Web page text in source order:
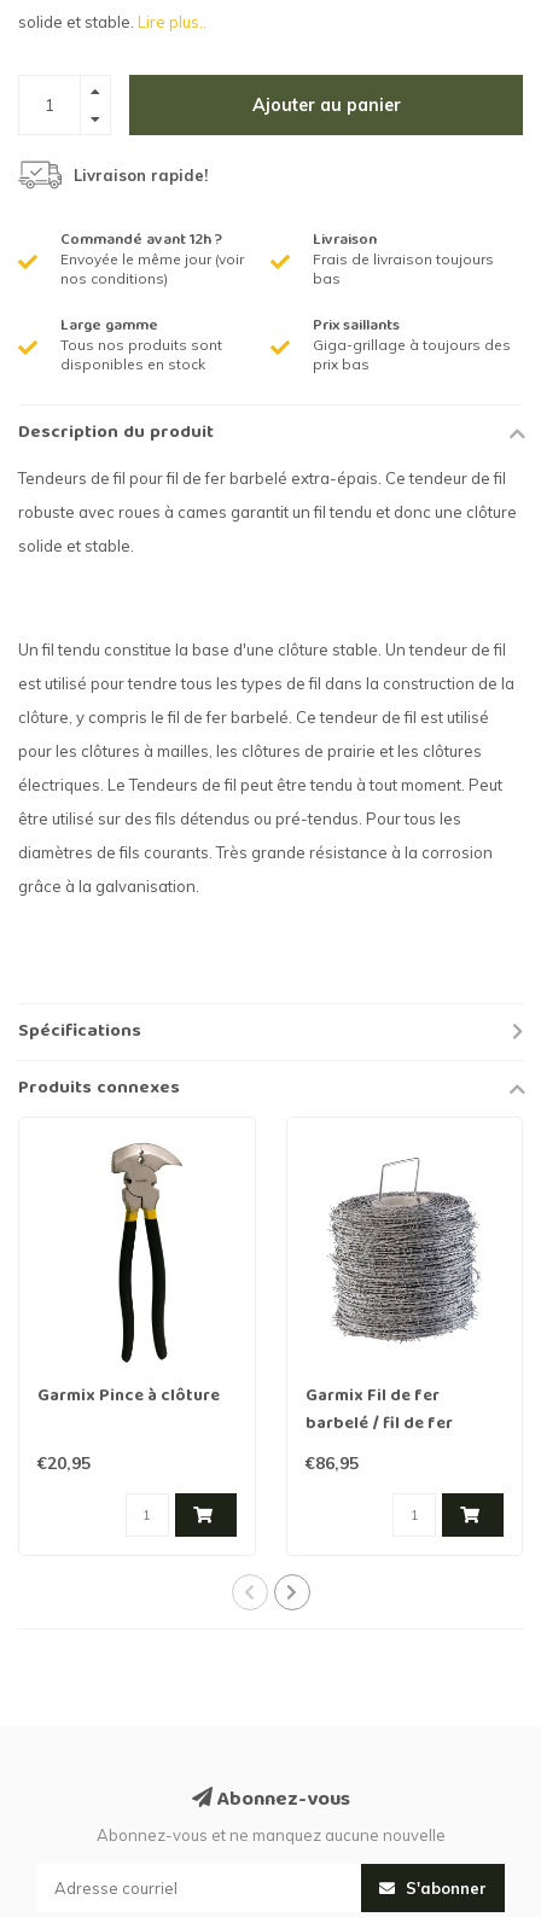
solide et stable. Lire plus..
Ajouter au panier
Livraison rapide!
Commandé avant 12h ?
Envoyée le même jour (voir
nos conditions)
Livraison
Frais de livraison toujours
bas
Large gamme
Tous nos produits sont
disponibles en stock
Prix saillants
Giga-grillage à toujours des
prix bas
Description du produit
Tendeurs de fil pour fil de fer barbelé extra-épais. Ce tendeur de fil
robuste avec roues à cames garantit un fil tendu et donc une clôture
solide et stable.
Un fil tendu constitue la base d'une clôture stable. Un tendeur de fil
est utilisé pour tendre tous les types de fil dans la construction de la
clôture, y compris le fil de fer barbelé. Ce tendeur de fil est utilisé
pour les clôtures à mailles, les clôtures de prairie et les clôtures
électriques. Le Tendeurs de fil peut être tendu à tout moment. Peut
être utilisé sur des fils détendus ou pré-tendus. Pour tous les
diamètres de fils courants. Très grande résistance à la corrosion
grâce à la galvanisation.
Spécifications
Produits connexes
Garmix Pince à clôture
€20,95
Garmix Fil de fer
barbelé / fil de fer
pointu 500 m. (2 fils
1,7mm)
€86,95
Abonnez-vous
Abonnez-vous et ne manquez aucune nouvelle
S'abonner